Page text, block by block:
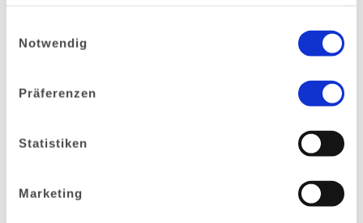
Notwendig
Präferenzen
Statistiken
Marketing
24/7 einsatzbereit, wenn jede Stunde zählt